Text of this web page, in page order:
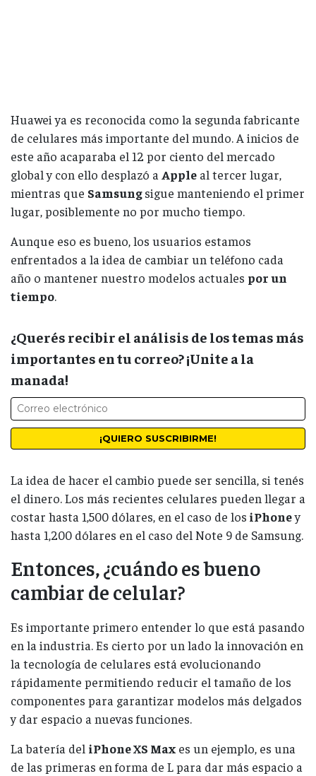
Huawei ya es reconocida como la segunda fabricante
de celulares más importante del mundo. A inicios de
este año acaparaba el 12 por ciento del mercado
global y con ello desplazó a Apple al tercer lugar,
mientras que Samsungsigue manteniendo el primer
lugar, posiblemente no por mucho tiempo.
Aunque eso es bueno, los usuarios estamos
enfrentados a la idea de cambiar un teléfono cada
año o mantener nuestro modelos actuales por un
tiempo.
¿Querés recibir el análisis de los temas más
importantes en tu correo? ¡Unite a la
manada!
La idea de hacer el cambio puede ser sencilla, si tenés
el dinero. Los más recientes celulares pueden llegar a
costar hasta 1,500 dólares, en el caso de los iPhoney
hasta 1,200 dólares en el caso del Note 9 de Samsung.
Entonces, ¿cuándo es bueno
cambiar de celular?
Es importante primero entender lo que está pasando
en la industria. Es cierto por un lado la innovación en
la tecnología de celulares está evolucionando
rápidamente permitiendo reducir el tamaño de los
componentes para garantizar modelos más delgados
y dar espacio a nuevas funciones.
La batería del iPhone XS Max es un ejemplo, es una
de las primeras en forma de L para dar más espacio a